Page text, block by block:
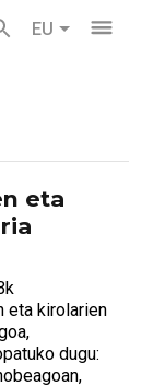
EU
eta
eta kirolarien
dugu: